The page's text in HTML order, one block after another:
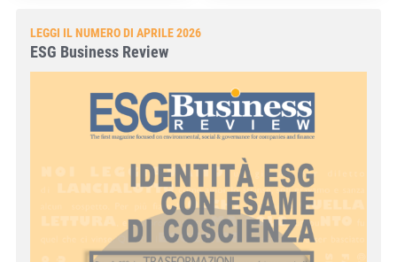
LEGGI IL NUMERO DI APRILE 2026
ESG Business Review